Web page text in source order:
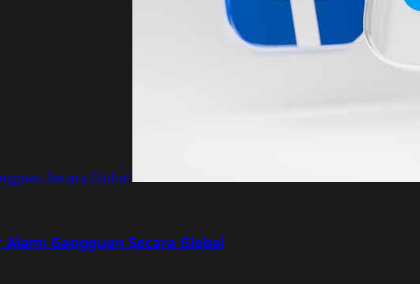
Secara Global
Gangguan Secara Global